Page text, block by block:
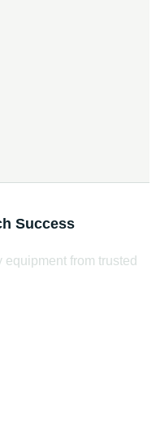
Success
from trusted